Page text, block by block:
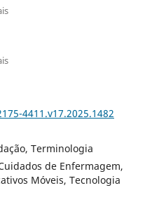
4411.v17.2025.1482
Terminologia
de Enfermagem,
Móveis, Tecnologia